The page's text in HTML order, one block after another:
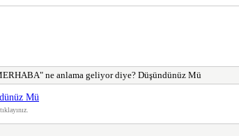
ne anlama geliyor diye? Düşündünüz Mü
Mü
tıklayınız.